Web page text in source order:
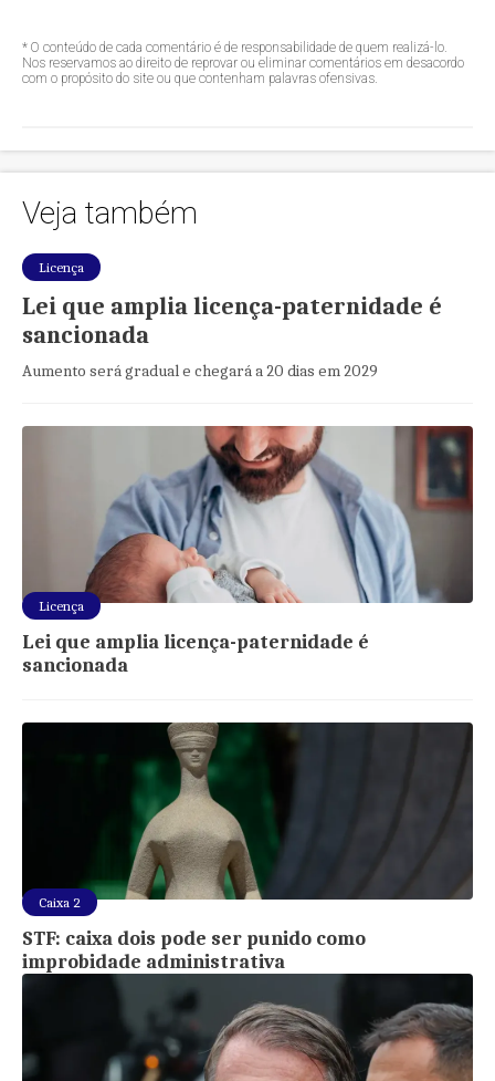
* O conteúdo de cada comentário é de responsabilidade de quem realizá-lo.
Nos reservamos ao direito de reprovar ou eliminar comentários em desacordo
com o propósito do site ou que contenham palavras ofensivas.
Veja também
Licença
Lei que amplia licença-paternidade é
sancionada
Aumento será gradual e chegará a 20 dias em 2029
Licença
Lei que amplia licença-paternidade é
sancionada
Caixa 2
STF: caixa dois pode ser punido como
improbidade administrativa